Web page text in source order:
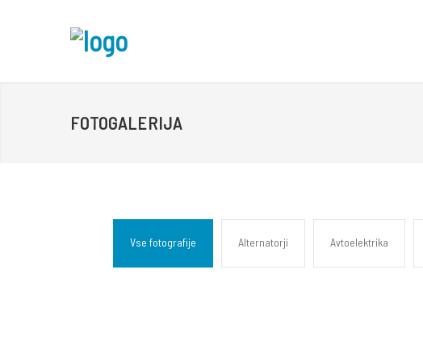
FOTOGALERIJA
Vse fotografije Alternatorji Avtoelektrika